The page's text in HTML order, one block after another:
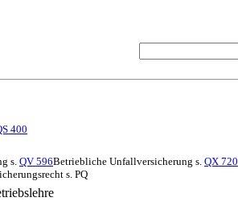
400
s. QV 596Betriebliche Unfallversicherung s. QX 720
s. PQ